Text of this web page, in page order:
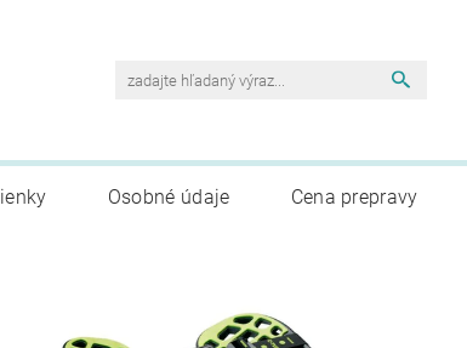
Osobné údaje Cena prepravy